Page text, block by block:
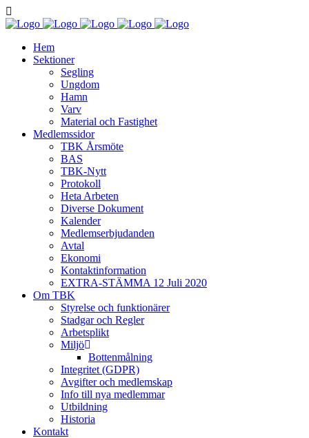
Hem
Sektioner
Segling
Ungdom
Hamn
Varv
Material och Fastighet
Medlemssidor
TBK Årsmöte
BAS
TBK-Nytt
Protokoll
Heta Arbeten
Diverse Dokument
Kalender
Medlemserbjudanden
Avtal
Ekonomi
Kontaktinformation
EXTRA-STÄMMA 12 Juli 2020
Om TBK
Styrelse och funktionärer
Stadgar och Regler
Arbetsplikt
Miljö
Bottenmålning
Integritet (GDPR)
Avgifter och medlemskap
Info till nya medlemmar
Utbildning
Historia
Kontakt